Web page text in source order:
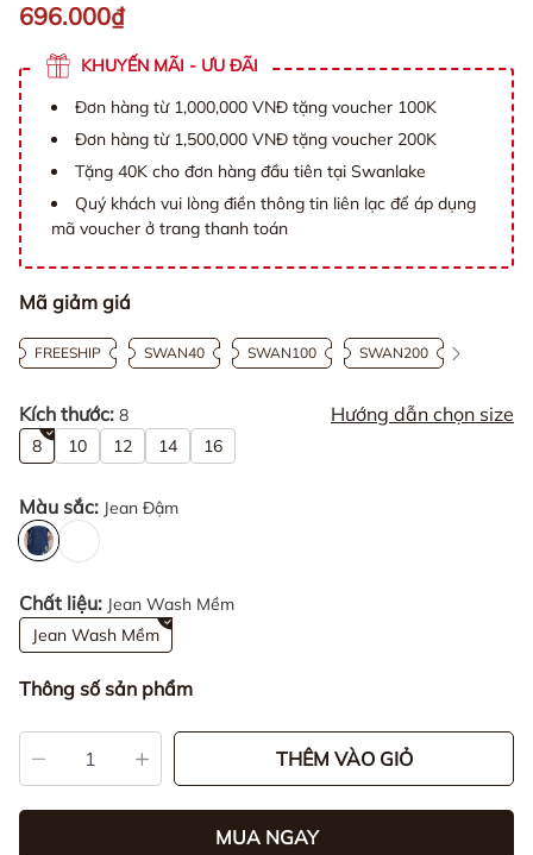
696.000₫
KHUYẾN MÃI - ƯU ĐÃI
Đơn hàng từ 1,000,000 VNĐ tặng voucher 100K
Đơn hàng từ 1,500,000 VNĐ tặng voucher 200K
Tặng 40K cho đơn hàng đầu tiên tại Swanlake
Quý khách vui lòng điền thông tin liên lạc để áp dụng
mã voucher ở trang thanh toán
Mã giảm giá
FREESHIP SWAN40 SWAN100 SWAN200
Kích thước: 8 Hướng dẫn chọn size
8 10 12 14 16
Màu sắc: Jean Đậm
Chất liệu: Jean Wash Mềm
Jean Wash Mềm
Thông số sản phẩm
THÊM VÀO GIỎ
MUA NGAY